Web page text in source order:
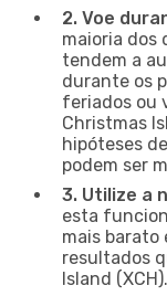
2. Voe
maioria dos
tendem a
durante os
feriados ou
Christmas
hipóteses
podem ser
3. Utilize a
esta
mais barato
resultados
Island (XCH).